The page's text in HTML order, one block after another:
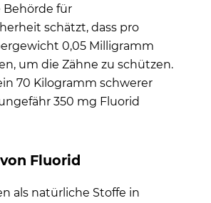
Behörde für
schätzt, dass pro
0,05 Milligramm
um die Zähne zu schützen.
70 Kilogramm schwerer
350 mg Fluorid
Fluorid
als natürliche Stoffe in